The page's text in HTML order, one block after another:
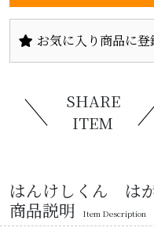
お気に入り商品に登
SHARE
ITEM
はんけしくん は
商品説明
Item Description